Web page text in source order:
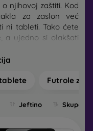
njihovoj zaštiti. Kod
za zaslon već
ni tableti. Tako ćete
a ujedno si olakšati
Futrole za
Jeftino Skupo